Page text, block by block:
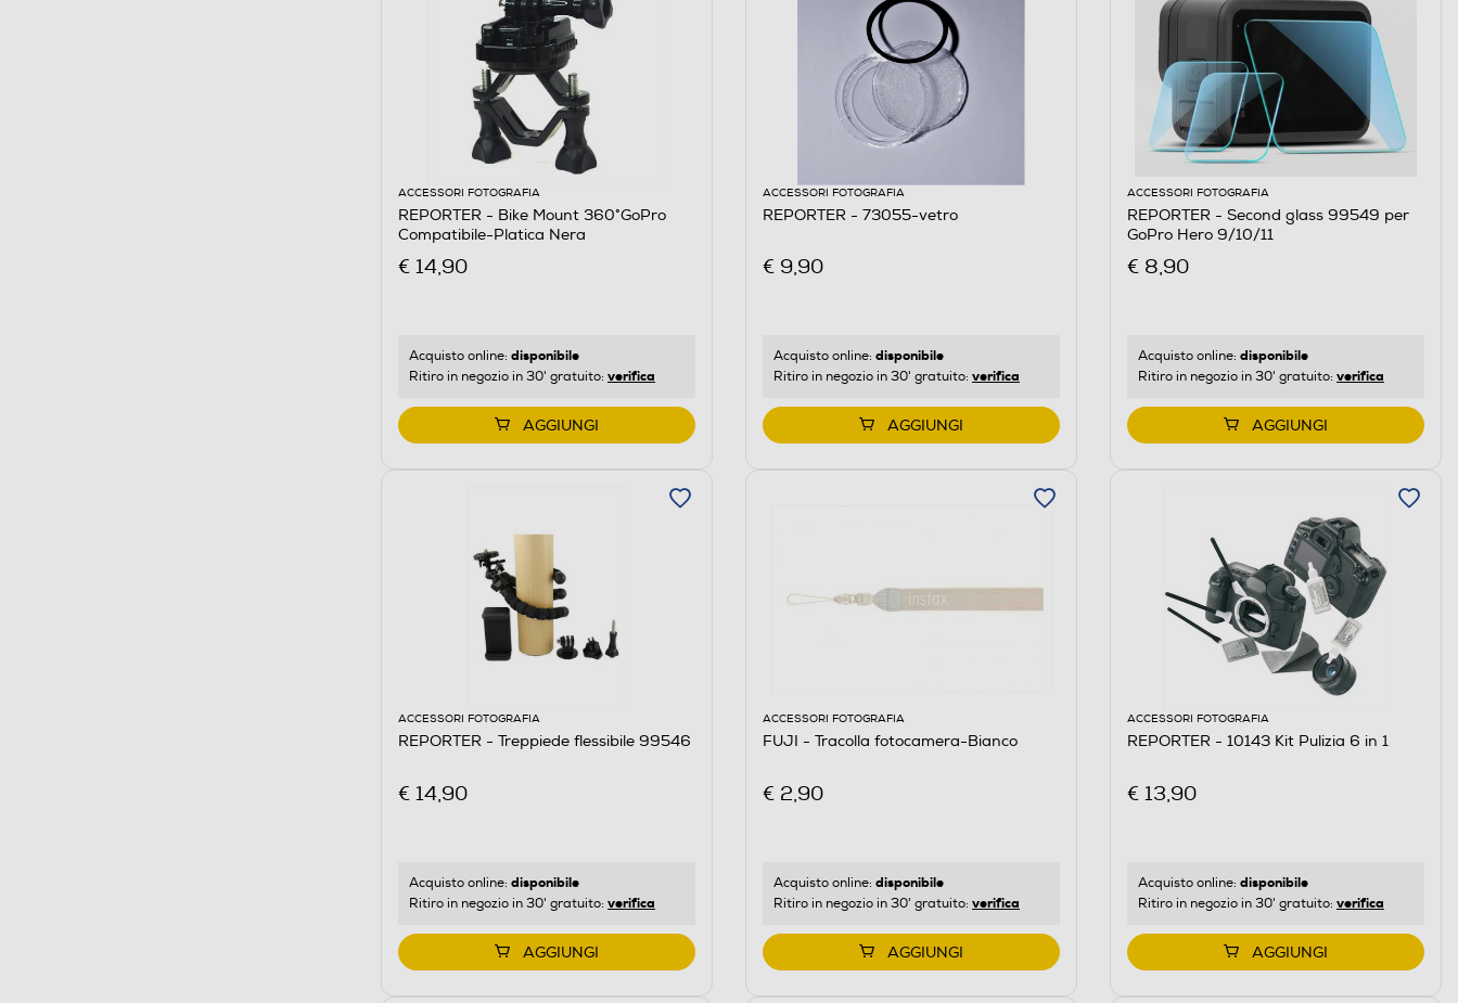
ACCESSORI FOTOGRAFIA
REPORTER - Bike Mount 360°GoPro
Compatibile-Platica Nera
€ 14,90
Acquisto online: disponibile
Ritiro in negozio in 30' gratuito: verifica
AGGIUNGI
ACCESSORI FOTOGRAFIA
REPORTER - 73055-vetro
€ 9,90
Acquisto online: disponibile
Ritiro in negozio in 30' gratuito: verifica
AGGIUNGI
ACCESSORI FOTOGRAFIA
REPORTER - Second glass 99549 per
GoPro Hero 9/10/11
€ 8,90
Acquisto online: disponibile
Ritiro in negozio in 30' gratuito: verifica
AGGIUNGI
ACCESSORI FOTOGRAFIA
REPORTER - Treppiede flessibile 99546
€ 14,90
Acquisto online: disponibile
Ritiro in negozio in 30' gratuito: verifica
AGGIUNGI
ACCESSORI FOTOGRAFIA
FUJI - Tracolla fotocamera-Bianco
€ 2,90
Acquisto online: disponibile
Ritiro in negozio in 30' gratuito: verifica
AGGIUNGI
ACCESSORI FOTOGRAFIA
REPORTER - 10143 Kit Pulizia 6 in 1
€ 13,90
Acquisto online: disponibile
Ritiro in negozio in 30' gratuito: verifica
AGGIUNGI